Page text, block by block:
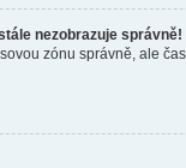
nezobrazuje správně!
zónu správně, ale